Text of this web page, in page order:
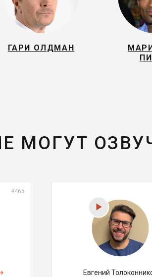
ГАРИ ОЛДМАН
МОГУТ
#465
Евгений